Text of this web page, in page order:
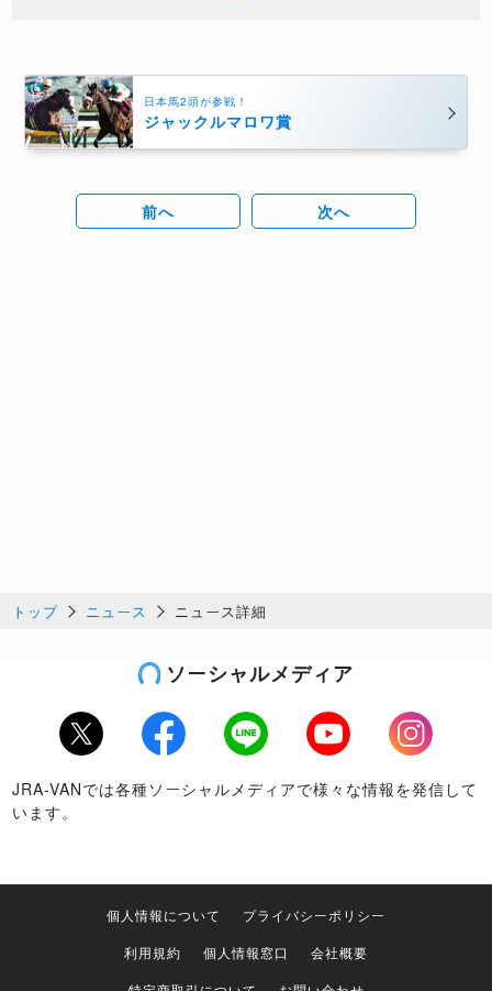
日本馬2頭が参戦！
ジャックルマロワ賞
前へ 次へ
トップ ニュース ニュース詳細
ソーシャルメディア
Twitter Facebook LINE Youtube
Instagram
JRA-VANでは各種ソーシャルメディアで様々な情報を発信して
います。
個人情報について
プライバシーポリシー
利用規約
個人情報窓口
会社概要